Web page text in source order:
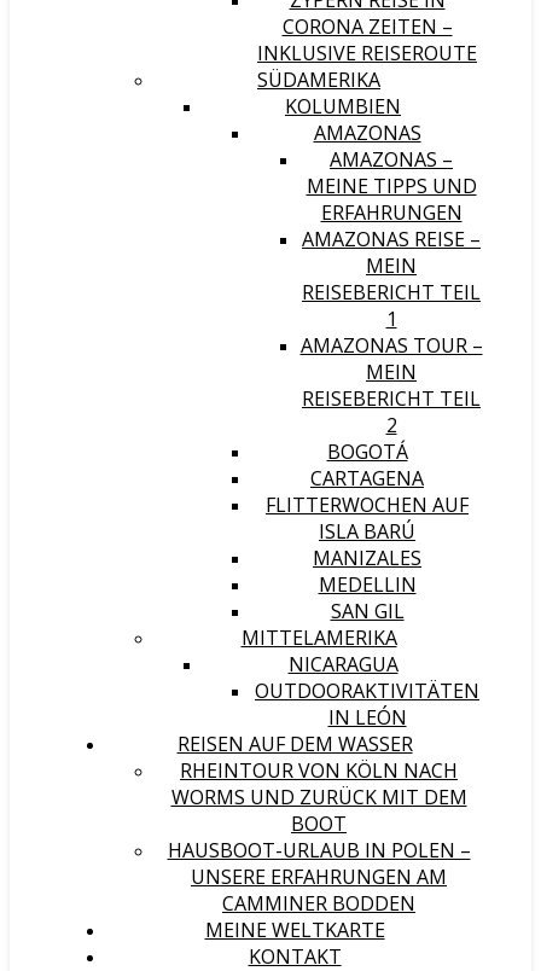
CORONA ZEITEN –
INKLUSIVE REISEROUTE
SÜDAMERIKA
KOLUMBIEN
AMAZONAS
AMAZONAS –
MEINE TIPPS UND
ERFAHRUNGEN
AMAZONAS REISE –
MEIN
REISEBERICHT TEIL
1
AMAZONAS TOUR –
MEIN
REISEBERICHT TEIL
2
BOGOTÁ
CARTAGENA
FLITTERWOCHEN AUF
ISLA BARÚ
MANIZALES
MEDELLIN
SAN GIL
MITTELAMERIKA
NICARAGUA
OUTDOORAKTIVITÄTEN
IN LEÓN
REISEN AUF DEM WASSER
RHEINTOUR VON KÖLN NACH
WORMS UND ZURÜCK MIT DEM
BOOT
HAUSBOOT-URLAUB IN POLEN –
UNSERE ERFAHRUNGEN AM
CAMMINER BODDEN
MEINE WELTKARTE
KONTAKT